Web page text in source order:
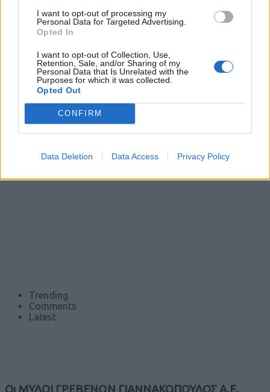
I want to opt-out of processing my
Personal Data for Targeted Advertising.
Opted In
I want to opt-out of Collection, Use,
Retention, Sale, and/or Sharing of my
Personal Data that Is Unrelated with the
Purposes for which it was collected.
Opted Out
CONFIRM
Data Deletion Data Access Privacy Policy
Trending
Comments
Latest
Οι ΜΥΛΟΙ ΓΡΕΒΕΝΩΝ ΓΙΑΝΝΑΚΟΠΟΥΛΟΣ Α.Ε.